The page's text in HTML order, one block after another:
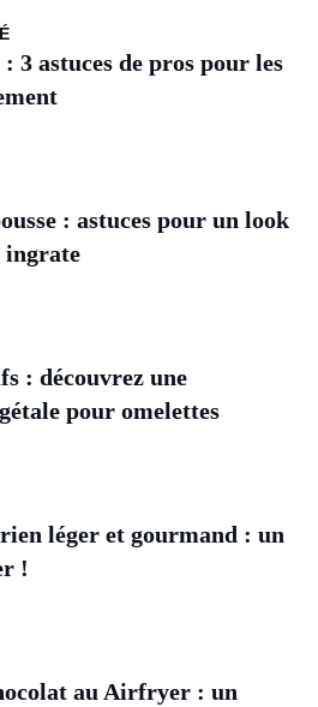
3 astuces de pros pour les
: astuces pour un look
ingrate
: découvrez une
pour omelettes
léger et gourmand : un
!
au Airfryer : un